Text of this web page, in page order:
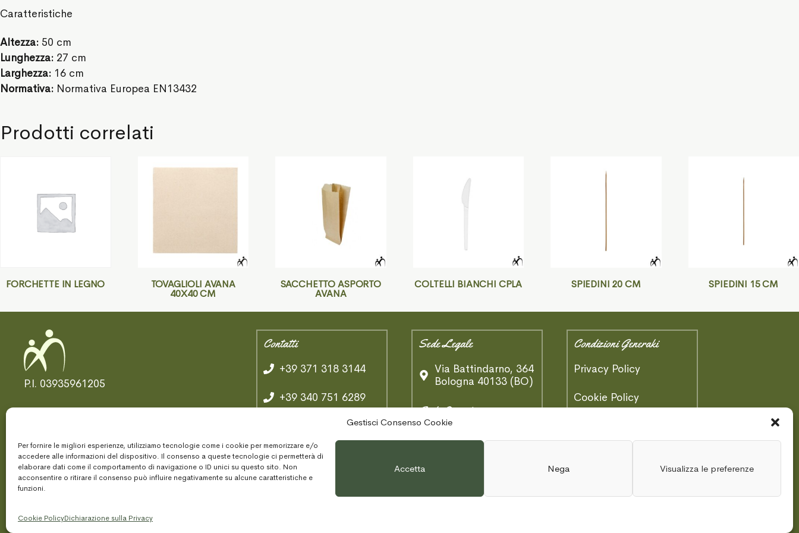
Gestisci Consenso Cookie
Per fornire le migliori esperienze, utilizziamo tecnologie come i cookie per memorizzare e/o
accedere alle informazioni del dispositivo. Il consenso a queste tecnologie ci permetterà di
elaborare dati come il comportamento di navigazione o ID unici su questo sito. Non
acconsentire o ritirare il consenso può influire negativamente su alcune caratteristiche e
funzioni.
Accetta Nega Visualizza le preferenze
Cookie PolicyDichiarazione sulla Privacy
Caratteristiche
Altezza: 50 cm
Lunghezza: 27 cm
Larghezza: 16 cm
Normativa: Normativa Europea EN13432
Prodotti correlati
FORCHETTE IN LEGNO TOVAGLIOLI AVANA
40X40 CM
SACCHETTO ASPORTO
AVANA
COLTELLI BIANCHI CPLA SPIEDINI 20 CM SPIEDINI 15 CM
P.I. 03935961205
© 2025 Am Bologna
Contatti
+39 371 318 3144
+39 340 751 6289
info@ambologna.com
Sede Legale
Via Battindarno, 364
Bologna 40133 (BO)
Sede Operativa
Condizioni Generaki
Privacy Policy
Cookie Policy